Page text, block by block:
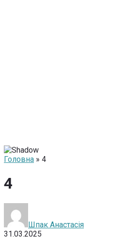
Головна » 4
4
Шпак Анастасія
31.03.2025